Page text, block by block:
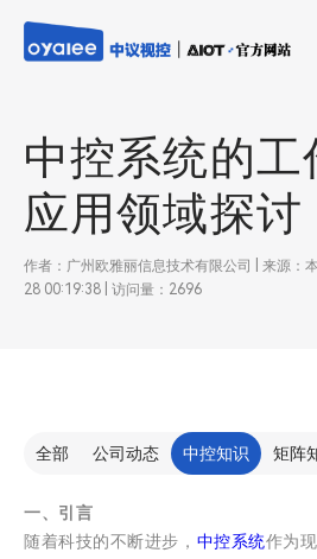
中控系统的工
应用领域探讨
作者：广州欧雅丽信息技术有限公司 | 来源：
28 00:19:38 | 访问量：2696
全部 公司动态 中控知识 矩阵
一、引言
随着科技的不断进步， 中控系统作为